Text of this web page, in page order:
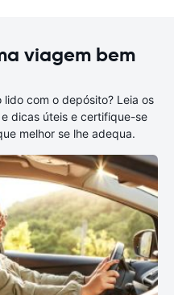
viagem bem
com o depósito? Leia os
dicas úteis e certifique-se
melhor se lhe adequa.